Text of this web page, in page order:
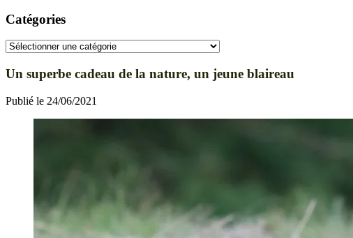
Catégories
Catégories
Un superbe cadeau de la nature, un jeune blaireau
Publié le 24/06/2021